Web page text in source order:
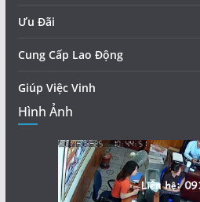
Ưu Đãi
Cung Cấp Lao Động
Giúp Việc Vinh
Hình Ảnh